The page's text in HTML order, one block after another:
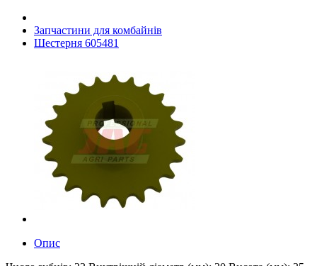
Запчастини для комбайнів
Шестерня 605481
Опис